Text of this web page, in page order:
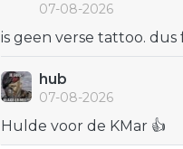
07-08-2026
is geen verse tattoo. dus
hub
07-08-2026
Hulde voor de KMar 👍